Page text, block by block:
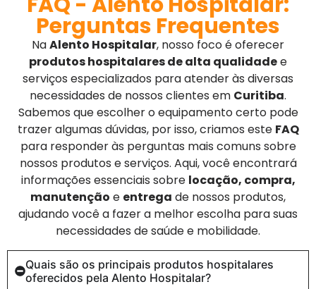
Perguntas Frequentes
NaAlento Hospitalar, nosso foco é oferecer
produtos hospitalares de alta qualidadee
serviços especializados para atender às diversas
necessidades de nossos clientes em Curitiba.
Sabemos que escolher o equipamento certo pode
trazer algumas dúvidas, por isso, criamos este FAQ
para responder às perguntas mais comuns sobre
nossos produtos e serviços. Aqui, você encontrará
informações essenciais sobre locação, compra,
manutenção e entrega de nossos produtos,
ajudando você a fazer a melhor escolha para suas
necessidades de saúde e mobilidade.
Quais são os principais produtos hospitalares
oferecidos pela Alento Hospitalar?